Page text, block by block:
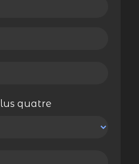
quatre